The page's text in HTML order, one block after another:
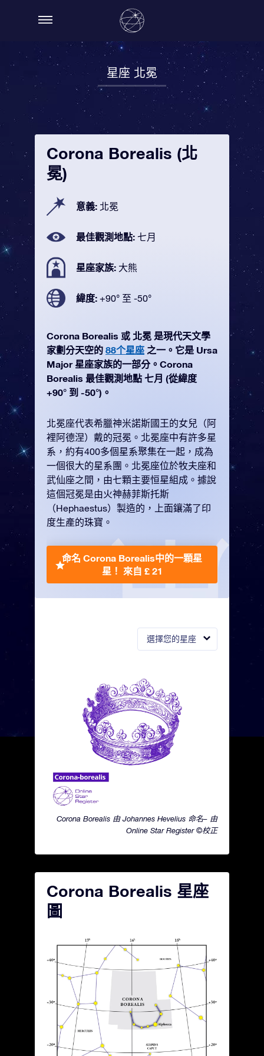
星座 北冕
選擇您的星座
Corona Borealis 由 Johannes Hevelius 命名– 由
Online Star Register ©校正
Corona Borealis (北
冕)
意義: 北冕
最佳觀測地點: 七月
星座家族: 大熊
緯度: +90° 至 -50°
Corona Borealis 或 北冕 是現代天文學
家劃分天空的 88个星座 之一。它是 Ursa
Major 星座家族的一部分。Corona
Borealis 最佳觀測地點 七月 (從緯度
+90° 到 -50°)。
北冕座代表希臘神米諾斯國王的女兒（阿
裡阿德涅）戴的冠冕。北冕座中有許多星
系，約有400多個星系聚集在一起，成為
一個很大的星系團。北冕座位於牧夫座和
武仙座之間，由七顆主要恒星組成。據說
這個冠冕是由火神赫菲斯托斯
（Hephaestus）製造的，上面鑲滿了印
度生產的珠寶。
命名 Corona Borealis中的一顆星
星！ 來自 £ 21
Corona Borealis 星座
圖